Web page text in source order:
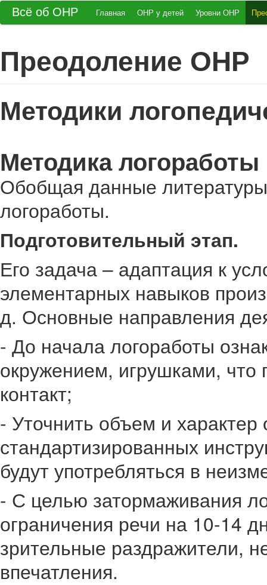
Всё об ОНР Главная ОНР у детей Уровни ОНР
Преодоление ОНР
Методики
Методика
Обобщая данные
логоработы.
Подготовительный этап.
Его задача – адаптация к
элементарных навыков
д. Основные направления
- До начала логоработы
окружением, игрушками, что
контакт;
- Уточнить объем и
стандартизированных
будут употребляться в
- С целью затормаживания
ограничения речи на 10-14
зрительные раздражители,
впечатления.